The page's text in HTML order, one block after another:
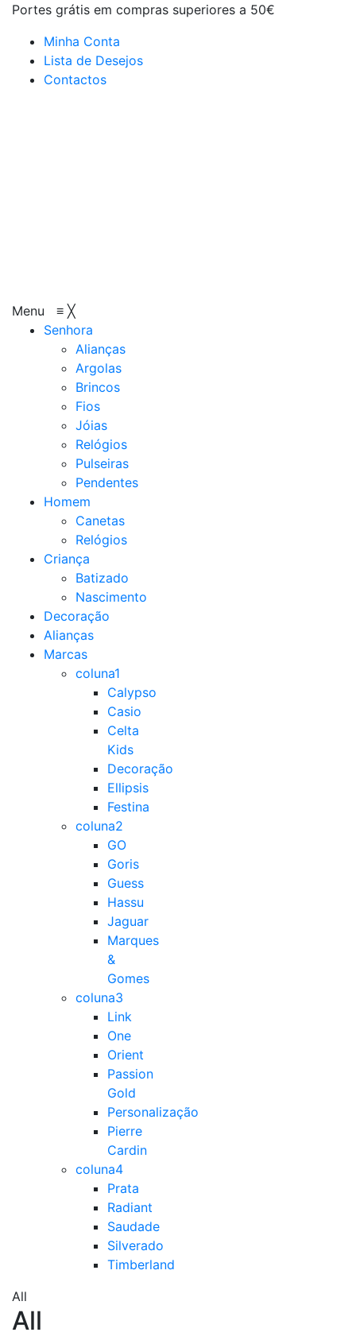
Portes grátis em compras superiores a 50€
Minha Conta
Lista de Desejos
Contactos
Menu ≡ ╳
Senhora
Alianças
Argolas
Brincos
Fios
Jóias
Relógios
Pulseiras
Pendentes
Homem
Canetas
Relógios
Criança
Batizado
Nascimento
Decoração
Alianças
Marcas
coluna1
Calypso
Casio
Celta
Kids
Decoração
Ellipsis
Festina
coluna2
GO
Goris
Guess
Hassu
Jaguar
Marques
&
Gomes
coluna3
Link
One
Orient
Passion
Gold
Personalização
Pierre
Cardin
coluna4
Prata
Radiant
Saudade
Silverado
Timberland
All
All